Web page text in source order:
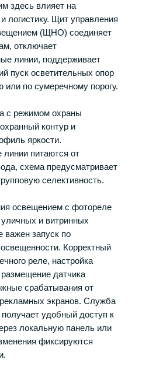
здесь влияет на
логистику. Щит управления
(ЩНО) соединяет
отключает
линии, поддерживает
пуск осветительных опор
или по сумеречному порогу.
с режимом охраны
контур и
яркости.
линии питаются от
схема предусматривает
селективность.
освещением с фотореле
и витринных
важен запуск по
Корректный
реле, настройка
размещение датчика
срабатывания от
экранов. Служба
удобный доступ к
локальную панель или
фиксируются